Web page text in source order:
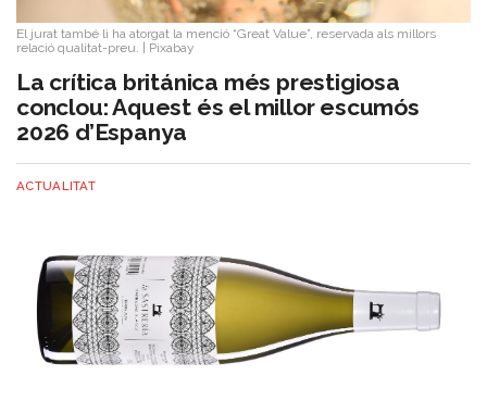
El jurat també li ha atorgat la menció “Great Value”, reservada als millors
relació qualitat-preu.
Pixabay
La crítica británica més prestigiosa
conclou: Aquest és el millor escumós
2026 d’Espanya
ACTUALITAT